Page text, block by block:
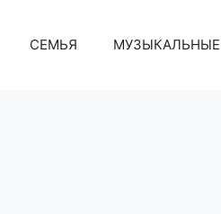
СЕМЬЯ МУЗЫКАЛЬНЫЕ